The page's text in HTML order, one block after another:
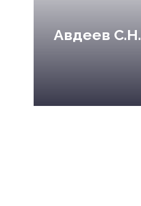
Авдеев С.Н.